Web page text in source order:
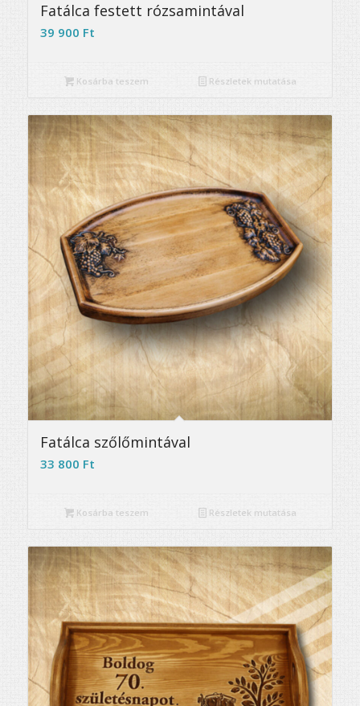
Fatálca festett rózsamintával
39 900 Ft
Kosárba teszem Részletek mutatása
Fatálca szőlőmintával
33 800 Ft
Kosárba teszem Részletek mutatása